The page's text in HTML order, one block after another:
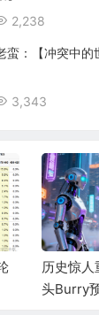
2,238
蛮：【冲突中
3,343
历史惊
头Burry